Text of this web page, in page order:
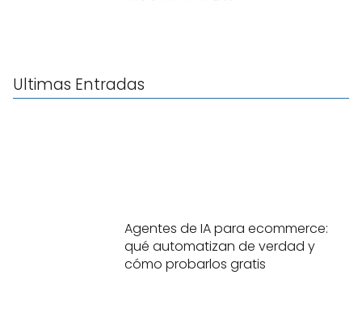
Ultimas Entradas
Agentes de IA para ecommerce:
qué automatizan de verdad y
cómo probarlos gratis